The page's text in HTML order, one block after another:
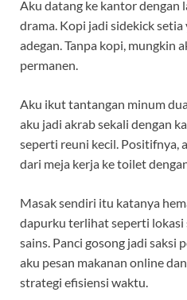
Aku datang ke kantor dengan
drama. Kopi jadi sidekick
adegan. Tanpa kopi, mungkin
permanen.
Aku ikut tantangan minum
aku jadi akrab sekali dengan
seperti reuni kecil. Positifnya,
dari meja kerja ke toilet
Masak sendiri itu katanya
dapurku terlihat seperti lokasi
sains. Panci gosong jadi saksi
aku pesan makanan online
strategi efisiensi waktu.